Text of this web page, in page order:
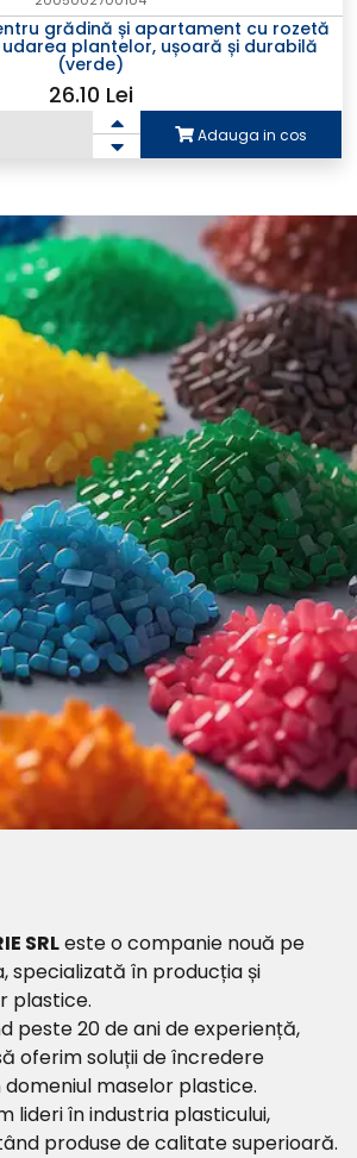
grădină și apartament cu rozetă
plantelor, ușoară și durabilă
(verde)
26.10 Lei
Adauga in cos
SRLeste o companie nouă pe
specializată în producția și
plastice.
peste 20 de ani de experiență,
oferim soluții de încredere
maselor plastice.
lideri în industria plasticului,
produse de calitate superioară.